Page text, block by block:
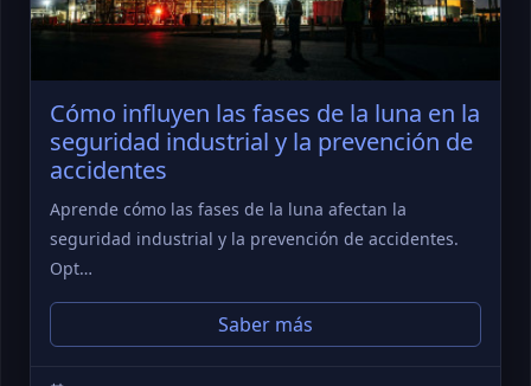
Cómo influyen las fases de la luna en la
seguridad industrial y la prevención de
accidentes
Aprende cómo las fases de la luna afectan la
seguridad industrial y la prevención de accidentes.
Opt…
Saber más